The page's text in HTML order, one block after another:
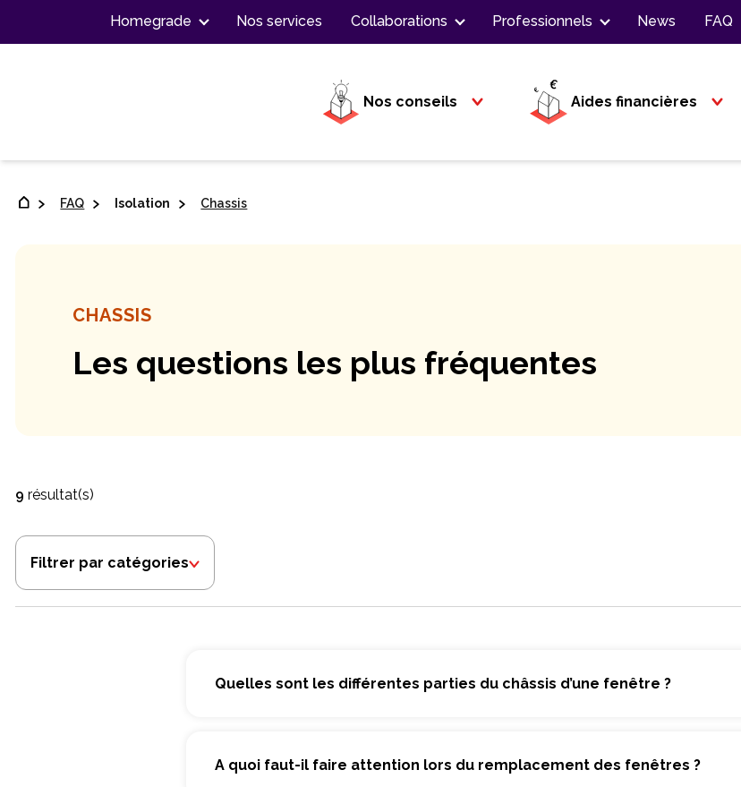
Homegrade Nos services Collaborations Professionnels News FAQ
Nos conseils Aides financières
FAQ Isolation Chassis
CHASSIS
Les questions les plus fréquentes
9 résultat(s)
Filtrer par catégories
Quelles sont les différentes parties du châssis d’une fenêtre ?
A quoi faut-il faire attention lors du remplacement des fenêtres ?